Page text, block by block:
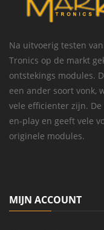
Na uitvoerig testen
Tronics op de markt
ontstekings modules.
een ander soort vonk,
vele efficienter zijn.
en-play en geeft vele
originele modules.
MIJN ACCOUNT